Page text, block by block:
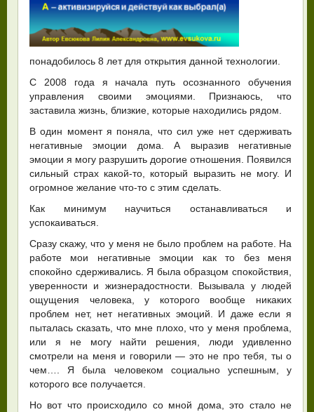
понадобилось 8 лет для открытия данной технологии.
С 2008 года я начала путь осознанного обучения
управления своими эмоциями. Признаюсь, что
заставила жизнь, близкие, которые находились рядом.
В один момент я поняла, что сил уже нет сдерживать
негативные эмоции дома. А выразив негативные
эмоции я могу разрушить дорогие отношения. Появился
сильный страх какой-то, который выразить не могу. И
огромное желание что-то с этим сделать.
Как минимум научиться останавливаться и
успокаиваться.
Сразу скажу, что у меня не было проблем на работе. На
работе мои негативные эмоции как то без меня
спокойно сдерживались. Я была образцом спокойствия,
уверенности и жизнерадостности. Вызывала у людей
ощущения человека, у которого вообще никаких
проблем нет, нет негативных эмоций. И даже если я
пыталась сказать, что мне плохо, что у меня проблема,
или я не могу найти решения, люди удивленно
смотрели на меня и говорили — это не про тебя, ты о
чем…. Я была человеком социально успешным, у
которого все получается.
Но вот что происходило со мной дома, это стало не